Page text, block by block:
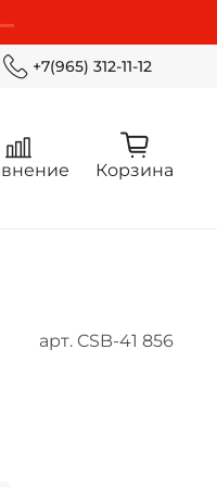
+7(965) 312-11-12
Корзина
арт. CSB-41 856